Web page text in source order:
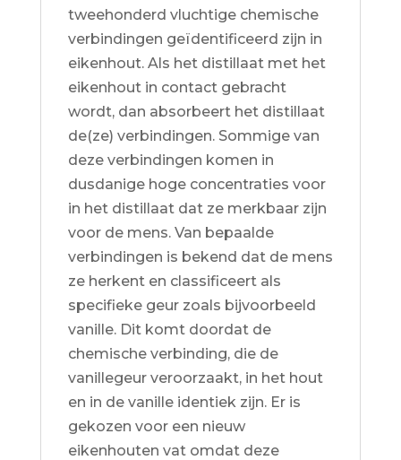
tweehonderd vluchtige chemische
verbindingen geïdentificeerd zijn in
eikenhout. Als het distillaat met het
eikenhout in contact gebracht
wordt, dan absorbeert het distillaat
de(ze) verbindingen. Sommige van
deze verbindingen komen in
dusdanige hoge concentraties voor
in het distillaat dat ze merkbaar zijn
voor de mens. Van bepaalde
verbindingen is bekend dat de mens
ze herkent en classificeert als
specifieke geur zoals bijvoorbeeld
vanille. Dit komt doordat de
chemische verbinding, die de
vanillegeur veroorzaakt, in het hout
en in de vanille identiek zijn. Er is
gekozen voor een nieuw
eikenhouten vat omdat deze